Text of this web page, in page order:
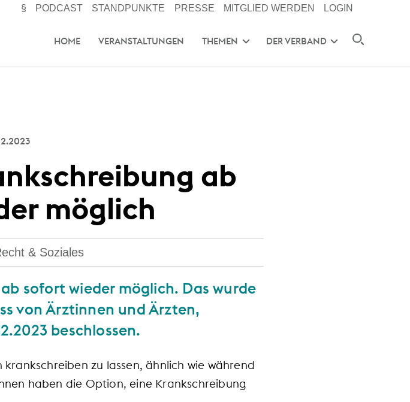
§ PODCAST STANDPUNKTE PRESSE MITGLIED WERDEN LOGIN
HOME VERANSTALTUNGEN THEMEN DER VERBAND
ab
möglich
& Soziales
sofort wieder möglich. Das wurde
von Ärztinnen und Ärzten,
beschlossen.
zu lassen, ähnlich wie während
haben die Option, eine Krankschreibung